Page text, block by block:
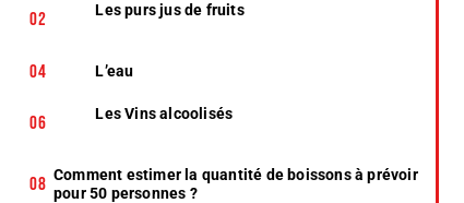
Les purs jus de fruits
L’eau
Les Vins alcoolisés
Comment estimer la quantité de boissons à prévoir
pour 50 personnes ?